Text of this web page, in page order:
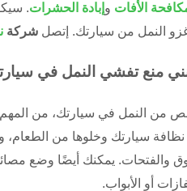
الأفات و إبادة الحشرات.
النمل من سيارتك. إتصل شركة
منع تفشي النمل في
من النمل في سيارتك، من
سيارتك وخلوها من الطعام،
والفتحات. يمكنك أيضًا وضع
أو الأبواب.